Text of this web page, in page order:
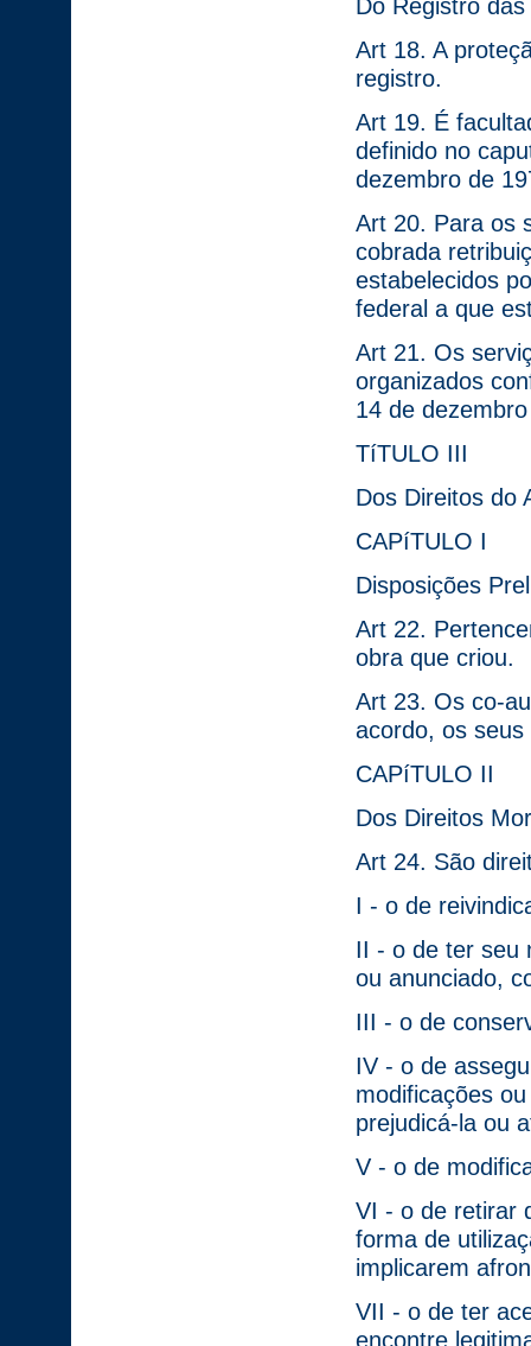
Do Registro
Art 18. A
registro.
Art 19. É
definido no
dezembro de
Art 20. Para os
cobrada
estabelecidos
federal a que
Art 21. Os
organizados
14 de
TíTULO III
Dos Direitos do
CAPíTULO I
Disposições
Art 22.
obra que criou.
Art 23. Os co-
acordo, os
CAPíTULO II
Dos Direitos
Art 24. São
I - o de
II - o de ter seu
ou anunciado,
III - o de
IV - o de
modificações
prejudicá-la ou
V - o de
VI - o de retirar
forma de
implicarem
VII - o de ter
encontre